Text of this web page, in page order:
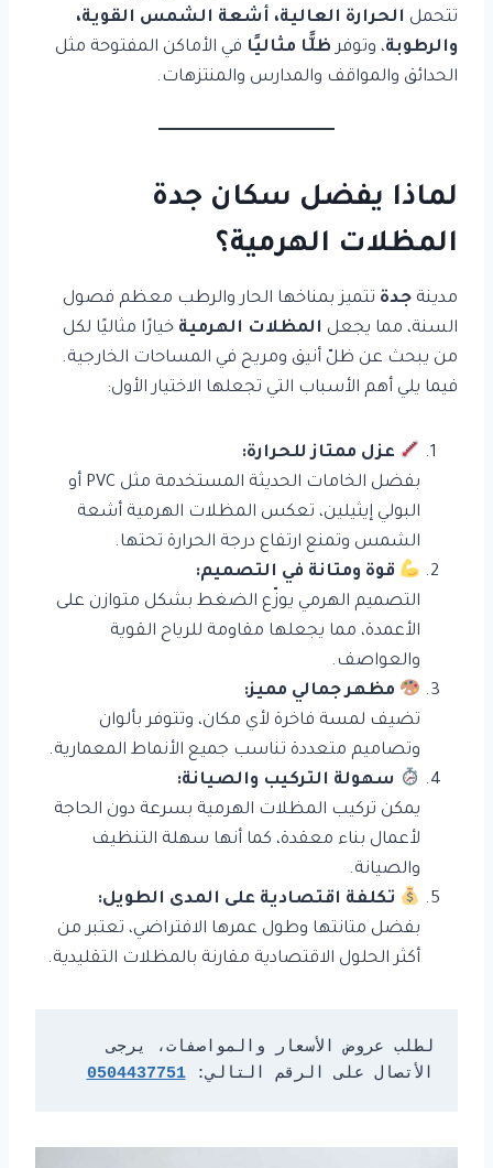
تتحمل الحرارة العالية، أشعة الشمس القوية،
والرطوبة، وتوفر ظلًّا مثاليًا في الأماكن المفتوحة مثل
الحدائق والمواقف والمدارس والمنتزهات.
لماذا يفضل سكان جدة
المظلات الهرمية؟
مدينة جدة تتميز بمناخها الحار والرطب معظم فصول
السنة، مما يجعل المظلات الهرمية خيارًا مثاليًا لكل
من يبحث عن ظلّ أنيق ومريح في المساحات الخارجية.
فيما يلي أهم الأسباب التي تجعلها الاختيار الأول:
عزل ممتاز للحرارة:
بفضل الخامات الحديثة المستخدمة مثل PVC أو
البولي إيثيلين، تعكس المظلات الهرمية أشعة
الشمس وتمنع ارتفاع درجة الحرارة تحتها.
قوة ومتانة في التصميم:
التصميم الهرمي يوزّع الضغط بشكل متوازن على
الأعمدة، مما يجعلها مقاومة للرياح القوية
والعواصف.
مظهر جمالي مميز:
تضيف لمسة فاخرة لأي مكان، وتتوفر بألوان
وتصاميم متعددة تناسب جميع الأنماط المعمارية.
سهولة التركيب والصيانة:
يمكن تركيب المظلات الهرمية بسرعة دون الحاجة
لأعمال بناء معقدة، كما أنها سهلة التنظيف
والصيانة.
تكلفة اقتصادية على المدى الطويل:
بفضل متانتها وطول عمرها الافتراضي، تعتبر من
أكثر الحلول الاقتصادية مقارنة بالمظلات التقليدية.
لطلب عروض الأسعار والمواصفات، يرجى
الأتصال على الرقم التالي: 0504437751